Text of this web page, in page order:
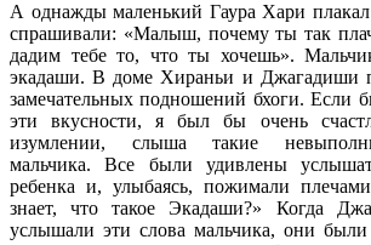
А однажды маленький Гаура Хари плакал
спрашивали: «Малыш, почему ты так
дадим тебе то, что ты хочешь».
экадаши. В доме Хираньи и Джагадиши
замечательных подношений бхоги. Если
эти вкусности, я был бы очень
изумлении, слыша такие
мальчика. Все были удивлены
ребенка и, улыбаясь, пожимали
знает, что такое Экадаши?» Когда
услышали эти слова мальчика, они